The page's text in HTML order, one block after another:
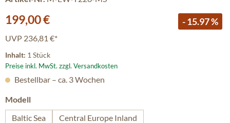
Verkaufspreis:
199,00 € - 15.97 %
UVP 236,81 €*
Inhalt: 1 Stück
Preise inkl. MwSt. zzgl. Versandkosten
Bestellbar – ca. 3 Wochen
Modellauswählen
Baltic Sea
Central Europe Inland